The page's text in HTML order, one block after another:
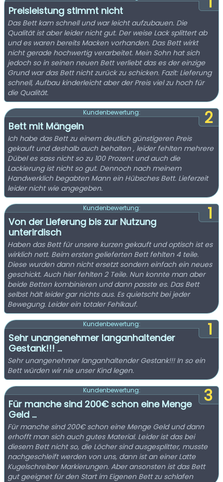
Preisleistung stimmt nicht
Das Bett kam schnell und war leicht aufzubauen. Die
Qualität ist aber leider nicht gut. Der weise Lack splittert ab
und es waren bereits Macken vorhanden. Das Bett wirkt
nicht gerade hochwertig verarbeitet. Mein Sohn hat sich
jedoch so in seinen neuen Bett verliebt das es der einzige
Grund war das Bett nicht zurück zu schicken. Fazit: Lieferung
schnell, Aufbau kinderleicht aber der Preis viel zu hoch für
die Qualität.
2
Kundenbewertung:
Bett mit Mängeln
Ich habe das Bett zu einem deutlich günstigeren Preis
gekauft und deshalb auch behalten , leider fehlten mehrere
Dübel es sass nicht so zu 100 Prozent und auch die
Lackierung ist nicht so gut. Dennoch nach meinem
Handwerklich begabten Mann ein Hübsches Bett. Lieferzeit
leider nicht wie angegeben.
1
Kundenbewertung:
Von der Lieferung bis zur Nutzung
unterirdisch
Haben das Bett für unsere kurzen gekauft und optisch ist es
wirklich nett. Beim ersten gelieferten Bett fehlten 4 teile.
Diese wurden dann nicht ersetzt sondern einfach ein neues
geschickt. Auch hier fehlten 2 Teile. Nun konnte man aber
beide Betten kombinieren und dann passte es. Das Bett
selbst hält leider gar nichts aus. Es quietscht bei jeder
Bewegung. Leider ein totaler Fehlkauf.
1
Kundenbewertung:
Sehr unangenehmer langanhaltender
Gestank!!! ...
Sehr unangenehmer langanhaltender Gestank!!! In so ein
Bett würden wir nie unser Kind legen.
3
Kundenbewertung:
Für manche sind 200€ schon eine Menge
Geld ...
Für manche sind 200€ schon eine Menge Geld und dann
erhofft man sich auch gutes Material. Leider ist das bei
diesem Bett nicht so, die Löcher sind ausgesplitter, musste
nachgeschleift werden von uns, dann ist an einer Latte
Kugelschreiber Markierungen. Aber ansonsten ist das Bett
gut geeignet für den Start im Eigenen Bett zu schlafen